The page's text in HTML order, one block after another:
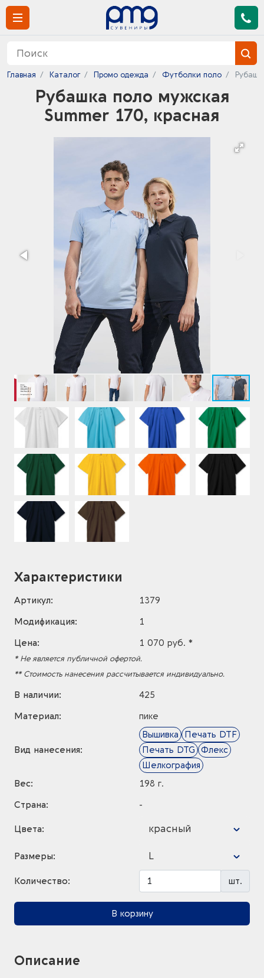
Главная Каталог Промо одежда Футболки поло
Рубашка поло мужская
Summer 170, красная
Характеристики
Артикул:
1379
Модификация:
1
Цена:
1 070 руб. *
* Не является публичной офертой.
** Стоимость нанесения рассчитывается индивидуально.
В наличии:
425
Материал:
пике
Вид нанесения:
Вышивка
Печать DTF
Печать DTG
Флекс
Шелкография
Вес:
198 г.
Страна:
-
Цвета: красный
Размеры: L
Количество: шт.
В корзину
Описание